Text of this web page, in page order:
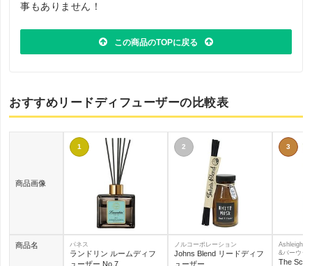
事もありません！
この商品のTOPに戻る
おすすめリードディフューザーの比較表
商品画像
商品名
1
パネス
ランドリン ルームディフ
ューザー No.7
2
ノルコーポレーション
Johns Blend リードディフ
ューザー
3
&バーウッ
The